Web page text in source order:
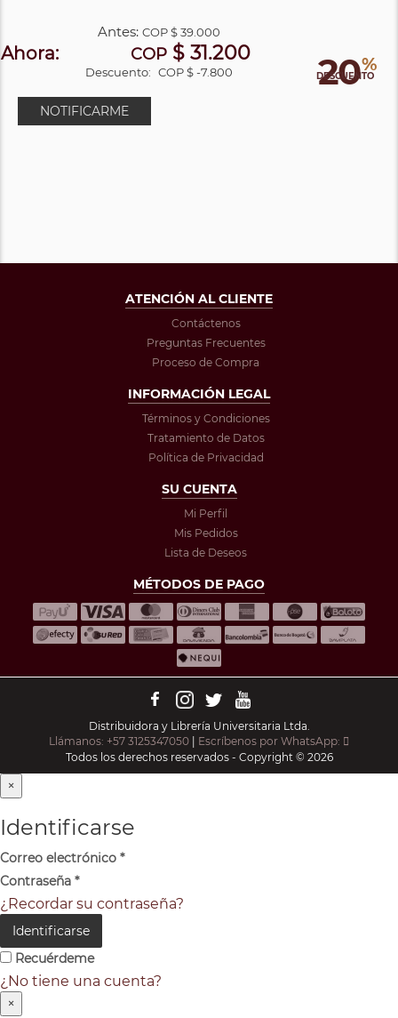
20%
DESCUENTO
Antes:COP$ 39.000
Ahora: COP$ 31.200
Descuento: COP $ -7.800
NOTIFICARME
ATENCIÓN AL CLIENTE
Contáctenos
Preguntas Frecuentes
Proceso de Compra
INFORMACIÓN LEGAL
Términos y Condiciones
Tratamiento de Datos
Política de Privacidad
SU CUENTA
Mi Perfil
Mis Pedidos
Lista de Deseos
MÉTODOS DE PAGO
Distribuidora y Librería Universitaria Ltda.
Llámanos: +57 3125347050 | Escríbenos por WhatsApp:
Todos los derechos reservados - Copyright © 2026
×
Identificarse
Correo electrónico *
Contraseña *
¿Recordar su contraseña?
Identificarse
Recuérdeme
¿No tiene una cuenta?
×